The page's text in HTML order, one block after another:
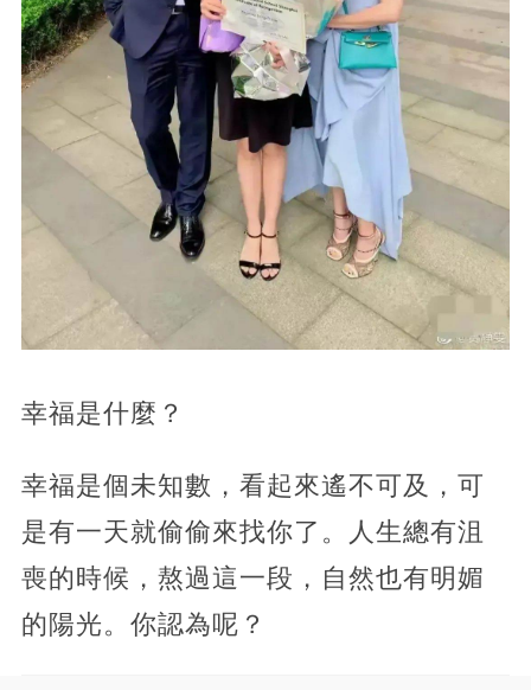
幸福是什麼？
幸福是個未知數，看起來遙不可及，可
是有一天就偷偷來找你了。人生總有沮
喪的時候，熬過這一段，自然也有明媚
的陽光。你認為呢？